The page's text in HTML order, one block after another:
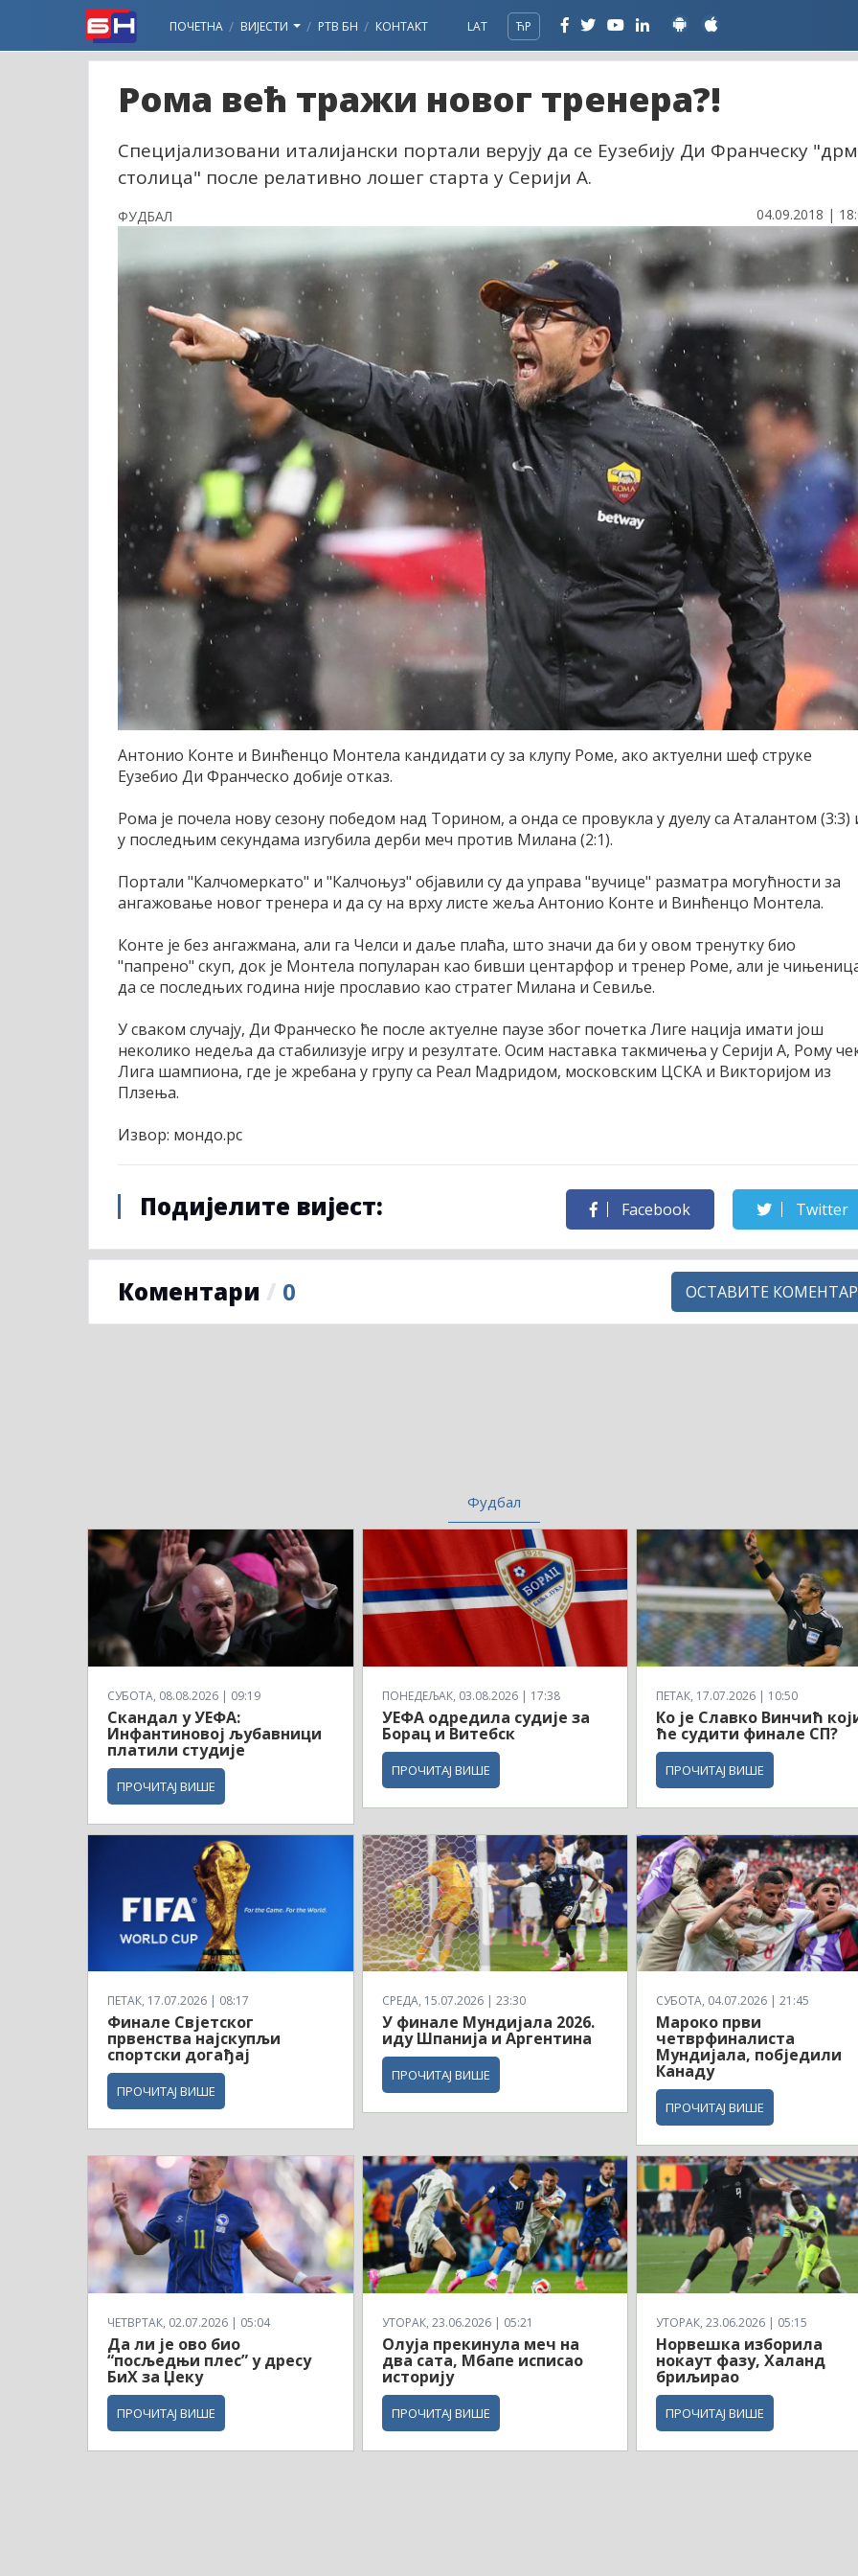
ПОЧЕТНА ВИЈЕСТИ РТВ БН КОНТАКТ LAT ЋР
Рома већ тражи новог тренера?!
Специјализовани италијански портали верују да се Еузебију Ди Франческу
столица" после релативно лошег старта у Серији А.
ФУДБАЛ 04.09.2018 |
Антонио Конте и Винћенцо Монтела кандидати су за клупу Роме, ако актуелни шеф струке
Еузебио Ди Франческо добије отказ.
Рома је почела нову сезону победом над Торином, а онда се провукла у дуелу са Аталантом (3:3)
у последњим секундама изгубила дерби меч против Милана (2:1).
Портали "Калчомеркато" и "Калчоњуз" објавили су да управа "вучице" разматра могућности за
ангажовање новог тренера и да су на врху листе жеља Антонио Конте и Винћенцо Монтела.
Конте је без ангажмана, али га Челси и даље плаћа, што значи да би у овом тренутку био
"папрено" скуп, док је Монтела популаран као бивши центарфор и тренер Роме, али је
да се последњих година није прославио као стратег Милана и Севиље.
У сваком случају, Ди Франческо ће после актуелне паузе због почетка Лиге нација имати још
неколико недеља да стабилизује игру и резултате. Осим наставка такмичења у Серији А, Рому
Лига шампиона, где је жребана у групу са Реал Мадридом, московским ЦСКА и Викторијом из
Плзења.
Извор: мондо.рс
Подијелите вијест: Facebook Twitter
Коментари / 0 ОСТАВИТЕ КОМЕНТАР
Фудбал
СУБОТА, 08.08.2026 | 09:19
Скандал у УЕФА:
Инфантиновој љубавници
платили студије
ПРОЧИТАЈ ВИШЕ
ПОНЕДЕЉАК, 03.08.2026 | 17:38
УЕФА одредила судије за
Борац и Витебск
ПРОЧИТАЈ ВИШЕ
ПЕТАК, 17.07.2026 | 10:50
Ко је Славко Винчић
ће судити финале СП?
ПРОЧИТАЈ ВИШЕ
ПЕТАК, 17.07.2026 | 08:17
Финале Свјетског
првенства најскупљи
спортски догађај
ПРОЧИТАЈ ВИШЕ
СРЕДА, 15.07.2026 | 23:30
У финале Мундијала 2026.
иду Шпанија и Аргентина
ПРОЧИТАЈ ВИШЕ
СУБОТА, 04.07.2026 | 21:45
Мароко први
четврфиналиста
Мундијала, побједили
Канаду
ПРОЧИТАЈ ВИШЕ
ЧЕТВРТАК, 02.07.2026 | 05:04
Да ли је ово био
“посљедњи плес” у дресу
БиХ за Џеку
ПРОЧИТАЈ ВИШЕ
УТОРАК, 23.06.2026 | 05:21
Олуја прекинула меч на
два сата, Мбапе исписао
историју
ПРОЧИТАЈ ВИШЕ
УТОРАК, 23.06.2026 | 05:15
Норвешка изборила
нокаут фазу, Халанд
бриљирао
ПРОЧИТАЈ ВИШЕ